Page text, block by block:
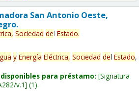
San Antonio Oeste,
Sociedad del Estado.
y Energía Eléctrica, Sociedad del Estado,
para préstamo: Signatura
v.1 (1).